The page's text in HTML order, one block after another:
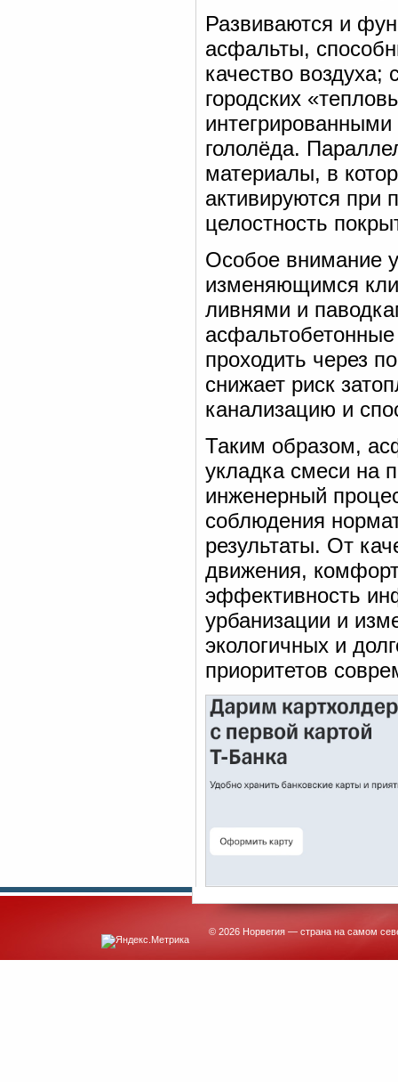
Развиваются и
асфальты,
качество
городских
гололёда.
материалы, в
активируются при
целостность
Особое внимание
изменяющимся
ливнями и
проходить через
снижает риск
канализацию и
Таким образом,
укладка смеси на
инженерный
соблюдения
результаты. От
движения,
эффективность
урбанизации и
экологичных и
приоритетов
© 2026 Норвегия — страна на самом